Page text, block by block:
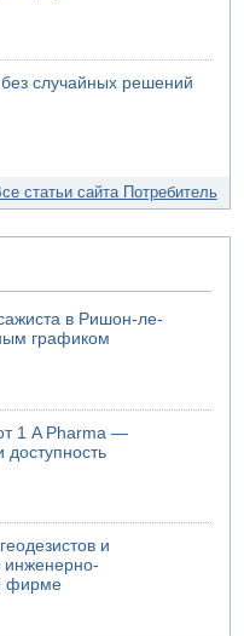
случайных решений
статьи сайта Потребитель
в Ришон-ле-
графиком
1 A Pharma —
и
фирме